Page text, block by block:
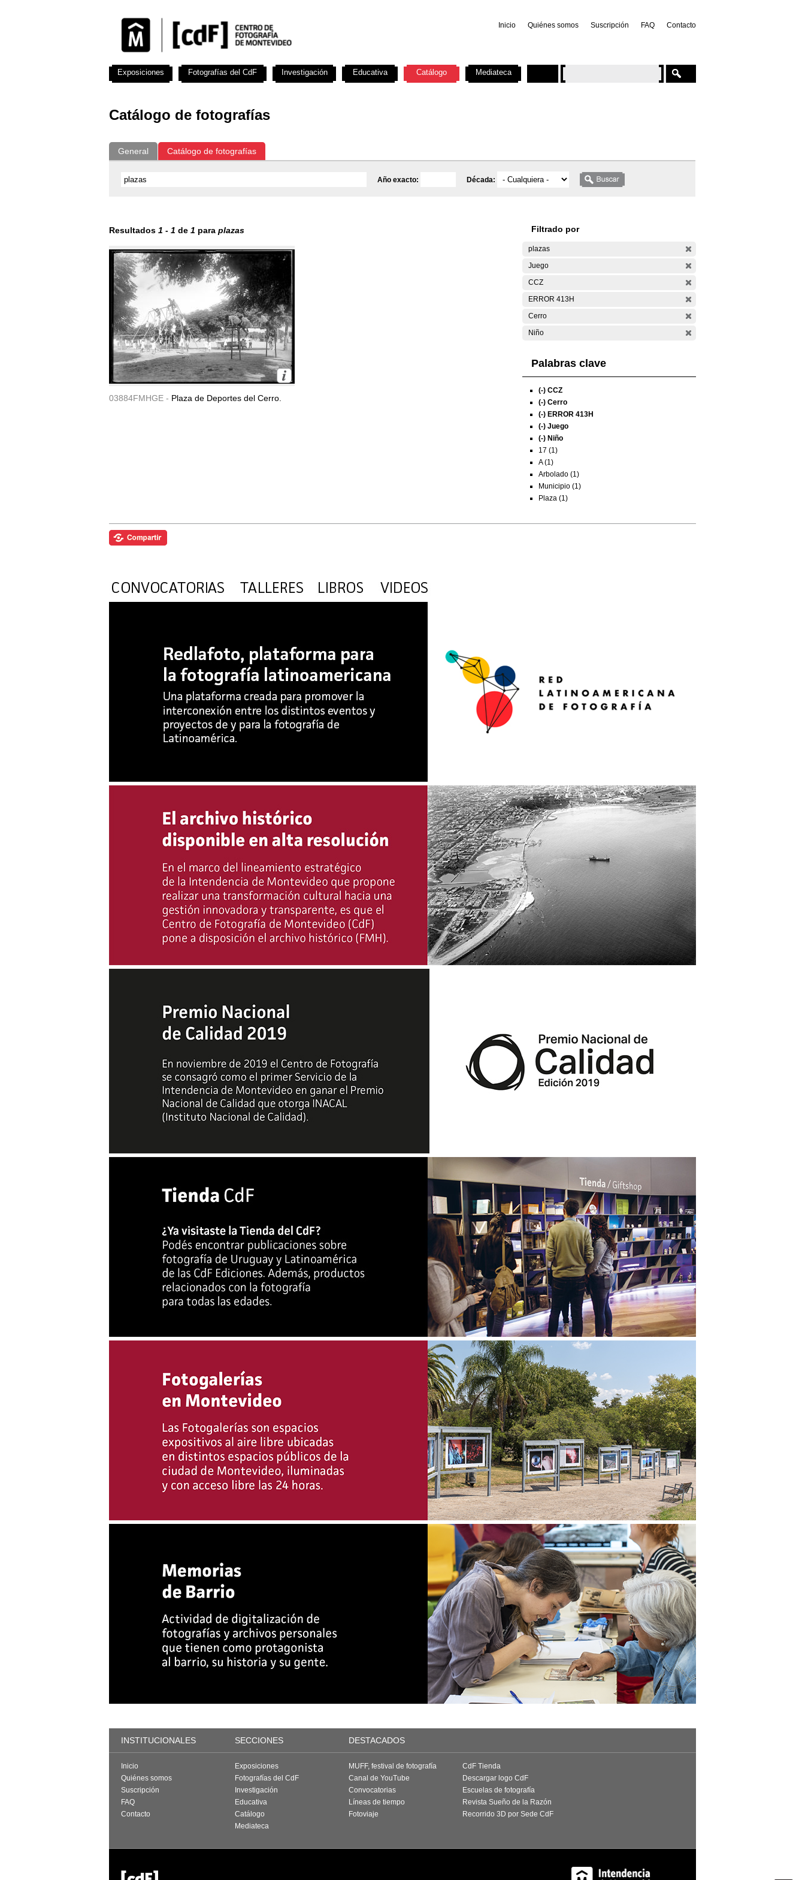
Inicio Quiénes somos Suscripción FAQ Contacto
Catálogo de fotografías
General Catálogo de fotografías
Año exacto: Década:
Resultados 1 - 1 de 1 para plazas
03884FMHGE - Plaza de Deportes del Cerro.
Filtrado por
plazas
Juego
CCZ
ERROR 413H
Cerro
Niño
Palabras clave
(-) CCZ
(-) Cerro
(-) ERROR 413H
(-) Juego
(-) Niño
17 (1)
A (1)
Arbolado (1)
Municipio (1)
Plaza (1)
Exposiciones Fotografías del CdF Investigación Educativa Catálogo Mediateca
INSTITUCIONALES SECCIONES DESTACADOS
Inicio
Quiénes somos
Suscripción
FAQ
Contacto
Exposiciones
Fotografías del CdF
Investigación
Educativa
Catálogo
Mediateca
MUFF, festival de fotografía
Canal de YouTube
Convocatorias
Líneas de tiempo
Fotoviaje
CdF Tienda
Descargar logo CdF
Escuelas de fotografía
Revista Sueño de la Razón
Recorrido 3D por Sede CdF